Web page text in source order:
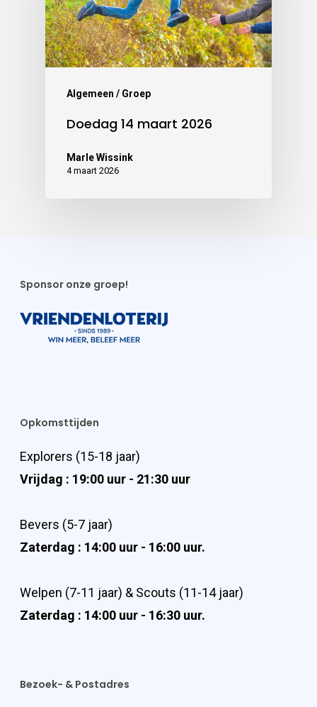
Algemeen / Groep
Doedag 14 maart 2026
Marle Wissink
4 maart 2026
Sponsor onze groep!
Opkomsttijden
Explorers (15-18 jaar)
Vrijdag : 19:00 uur - 21:30 uur
Bevers (5-7 jaar)
Zaterdag : 14:00 uur - 16:00 uur.
Welpen (7-11 jaar) & Scouts (11-14 jaar)
Zaterdag : 14:00 uur - 16:30 uur.
Bezoek- & Postadres